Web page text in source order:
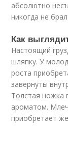
абсолютно
никогда не
Как
Настоящий
шляпку. У
роста
завернуты
Толстая ножка
ароматом.
приобретает